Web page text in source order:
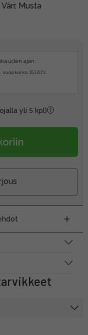
Musta
ajan.
151.81%.
yli 5 kpl)